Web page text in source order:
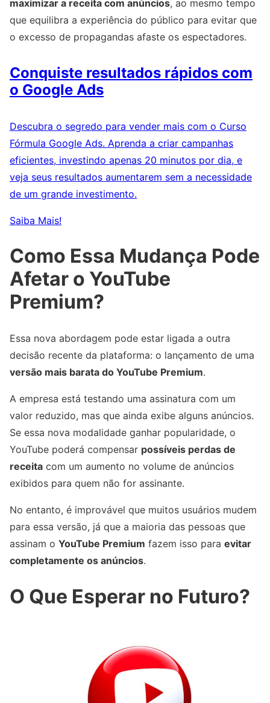
maximizar a receita com anúncios, ao mesmo tempo
que equilibra a experiência do público para evitar que
o excesso de propagandas afaste os espectadores.
Conquiste resultados rápidos com
o Google Ads
Descubra o segredo para vender mais com o Curso
Fórmula Google Ads. Aprenda a criar campanhas
eficientes, investindo apenas 20 minutos por dia, e
veja seus resultados aumentarem sem a necessidade
de um grande investimento.
Saiba Mais!
Como Essa Mudança Pode
Afetar o YouTube
Premium?
Essa nova abordagem pode estar ligada a outra
decisão recente da plataforma: o lançamento de uma
versão mais barata do YouTube Premium.
A empresa está testando uma assinatura com um
valor reduzido, mas que ainda exibe alguns anúncios.
Se essa nova modalidade ganhar popularidade, o
YouTube poderá compensar possíveis perdas de
receita com um aumento no volume de anúncios
exibidos para quem não for assinante.
No entanto, é improvável que muitos usuários mudem
para essa versão, já que a maioria das pessoas que
assinam o YouTube Premium fazem isso para evitar
completamente os anúncios.
O Que Esperar no Futuro?